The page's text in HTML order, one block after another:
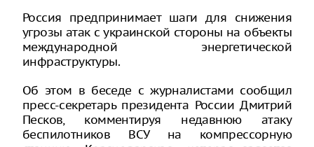
Россия предпринимает шаги для снижения
угрозы атак с украинской стороны на объекты
международной энергетической
инфраструктуры.
Об этом в беседе с журналистами сообщил
пресс-секретарь президента России Дмитрий
Песков, комментируя недавнюю атаку
беспилотников ВСУ на компрессорную